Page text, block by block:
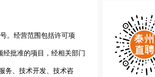
。经营范围包括许可项
批准的项目，经相关部门
务、技术开发、技术咨